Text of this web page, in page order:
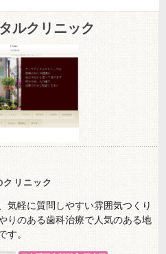
ルクリニック
リニック
気軽に質問しやすい雰囲気つくり
りのある歯科治療で人気のある地
す。